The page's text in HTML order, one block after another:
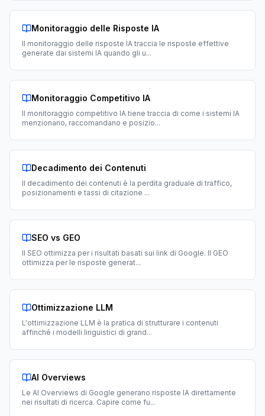
Monitoraggio delle Risposte IA
Il monitoraggio delle risposte IA traccia le risposte effettive
generate dai sistemi IA quando gli u...
Monitoraggio Competitivo IA
Il monitoraggio competitivo IA tiene traccia di come i sistemi IA
menzionano, raccomandano e posizio...
Decadimento dei Contenuti
Il decadimento dei contenuti è la perdita graduale di traffico,
posizionamenti e tassi di citazione ...
SEO vs GEO
Il SEO ottimizza per i risultati basati sui link di Google. Il GEO
ottimizza per le risposte generat...
Ottimizzazione LLM
L'ottimizzazione LLM è la pratica di strutturare i contenuti
affinché i modelli linguistici di grand...
AI Overviews
Le AI Overviews di Google generano risposte IA direttamente
nei risultati di ricerca. Capire come fu...